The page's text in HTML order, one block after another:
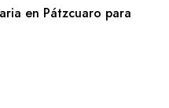
en Pátzcuaro para